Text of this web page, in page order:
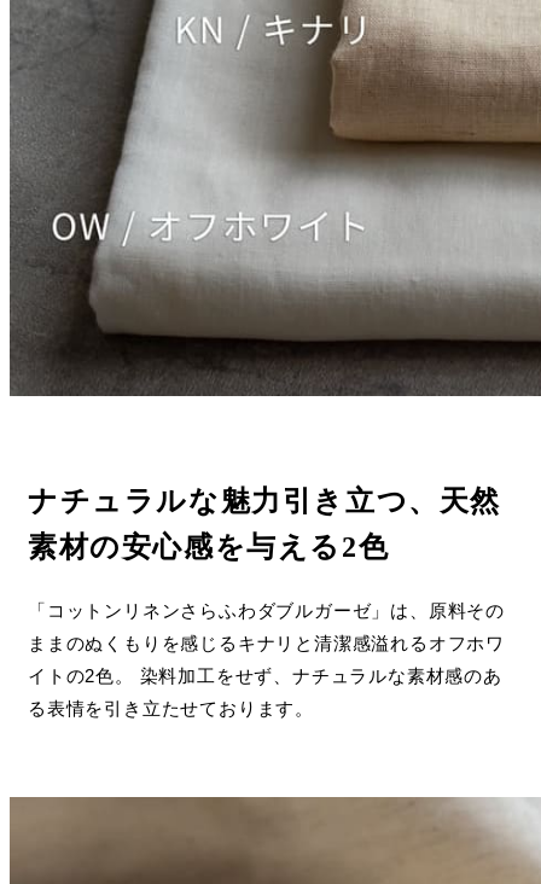
ナチュラルな魅力引き立つ、天然
素材の安心感を与える2色
「コットンリネンさらふわダブルガーゼ」は、原料その
ままのぬくもりを感じるキナリと清潔感溢れるオフホワ
イトの2色。 染料加工をせず、ナチュラルな素材感のあ
る表情を引き立たせております。